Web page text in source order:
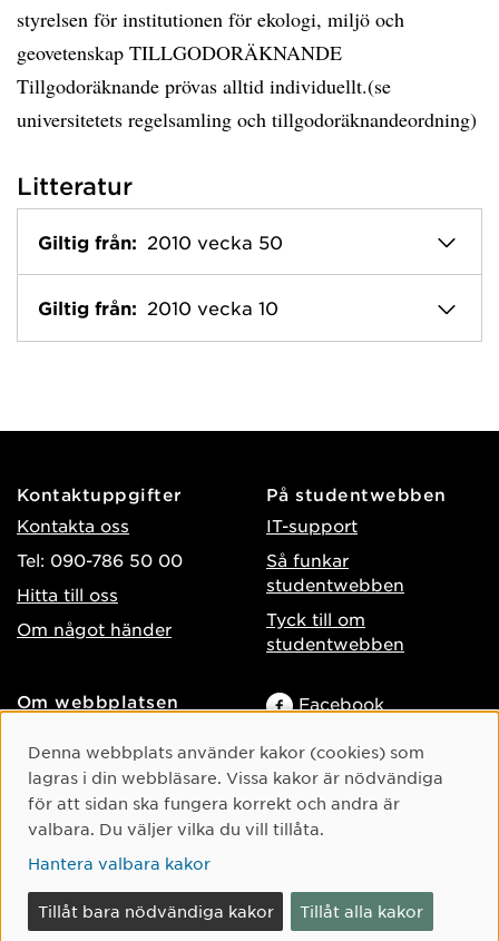
styrelsen för institutionen för ekologi, miljö och
geovetenskap TILLGODORÄKNANDE
Tillgodoräknande prövas alltid individuellt.(se
universitetets regelsamling och tillgodoräknandeordning)
Litteratur
Giltig från: 2010 vecka 50
Giltig från: 2010 vecka 10
Kontaktuppgifter
Kontakta oss
Tel: 090-786 50 00
Hitta till oss
Om något händer
På studentwebben
IT-support
Så funkar
studentwebben
Tyck till om
studentwebben
Om webbplatsen
Behandling av
personuppgifter
Hantera kakor
Facebook
TikTok
Youtube
Cookie-samtycke
Denna webbplats använder kakor (cookies) som
lagras i din webbläsare. Vissa kakor är nödvändiga
för att sidan ska fungera korrekt och andra är
valbara. Du väljer vilka du vill tillåta.
Hantera valbara kakor
Tillåt bara nödvändiga kakor Tillåt alla kakor